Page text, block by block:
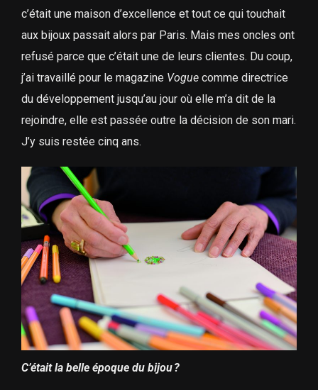
c’était une maison d’excellence et tout ce qui touchait
aux bijoux passait alors par Paris. Mais mes oncles ont
refusé parce que c’était une de leurs clientes. Du coup,
j’ai travaillé pour le magazine Voguecomme directrice
du développement jusqu’au jour où elle m’a dit de la
rejoindre, elle est passée outre la décision de son mari.
J’y suis restée cinq ans.
C’était la belle époque du bijou ?